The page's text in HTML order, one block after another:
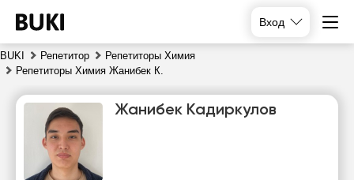
Вход
BUKI Репетитор
Репетиторы Химия
Репетиторы Химия Жанибек К.
Жанибек Кадиркулов